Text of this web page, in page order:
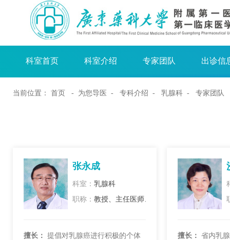
科室首页 科室介绍 专家团队 出诊信
当前位置： 首页 - 为您导医 - 专科介绍 - 乳腺科 - 专家团队
张永成
科室： 乳腺科
职称： 教授、主任医师、硕士生导师、正高
擅长： 提倡对乳腺癌进行积极的个体
擅长： 省内乳